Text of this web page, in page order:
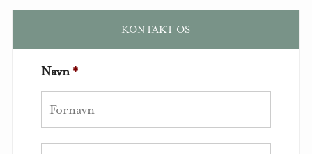
KONTAKT OS
Navn*